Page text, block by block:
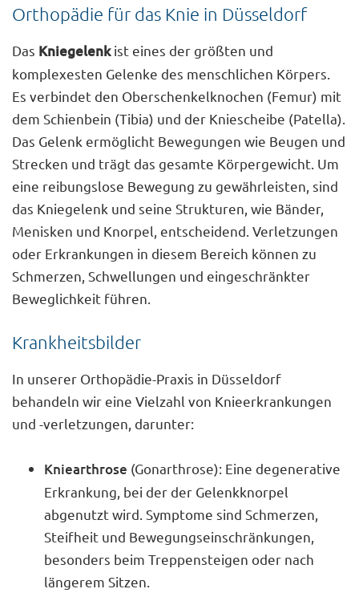
Orthopädie für das Knie in Düsseldorf
Das Kniegelenkist eines der größten und
komplexesten Gelenke des menschlichen Körpers.
Es verbindet den Oberschenkelknochen (Femur) mit
dem Schienbein (Tibia) und der Kniescheibe (Patella).
Das Gelenk ermöglicht Bewegungen wie Beugen und
Strecken und trägt das gesamte Körpergewicht. Um
eine reibungslose Bewegung zu gewährleisten, sind
das Kniegelenk und seine Strukturen, wie Bänder,
Menisken und Knorpel, entscheidend. Verletzungen
oder Erkrankungen in diesem Bereich können zu
Schmerzen, Schwellungen und eingeschränkter
Beweglichkeit führen.
Krankheitsbilder
In unserer Orthopädie-Praxis in Düsseldorf
behandeln wir eine Vielzahl von Knieerkrankungen
und -verletzungen, darunter:
Kniearthrose (Gonarthrose): Eine degenerative
Erkrankung, bei der der Gelenkknorpel
abgenutzt wird. Symptome sind Schmerzen,
Steifheit und Bewegungseinschränkungen,
besonders beim Treppensteigen oder nach
längerem Sitzen.